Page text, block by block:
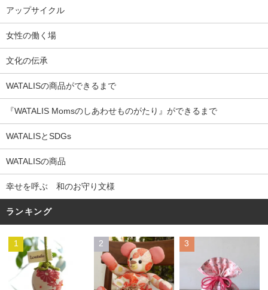
アップサイクル
女性の働く場
文化の伝承
WATALISの商品ができるまで
『WATALIS Momsのしあわせものがたり』ができるまで
WATALISとSDGs
WATALISの商品
幸せを呼ぶ 和のお守り文様
ランキング
1 2 3